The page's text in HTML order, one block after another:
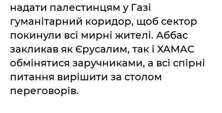
надати палестинцям у Газі
гуманітарний коридор, щоб сектор
покинули всі мирні жителі. Аббас
закликав як Єрусалим, так і ХАМАС
обмінятися заручниками, а всі спірні
питання вирішити за столом
переговорів.